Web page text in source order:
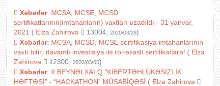
Xəbərlər: MCSA, MCSE, MCSD
sertifikatlarının(imtahanların) vaxtları uzadıldı - 31 yanvar,
2021 ( Elza Zahirova 13004, 2020/03/28)
Xəbərlər: MCSA, MCSD, MCSE sertifikasiya imtahanlarının
vaxtı bitir; davamlı investisiya ilə rol-əsaslı sertifikatlara! ( Elza
Zahirova
12300, 2020/03/05)
Xəbərlər: II BEYNƏLXALQ “KİBERTƏHLÜKƏSİZLİK
HƏFTƏSİ” - “HACKATHON” MÜSABİQƏSİ ( Elza Zahirova